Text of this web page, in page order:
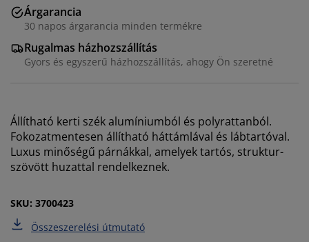
Árgarancia
30 napos árgarancia minden termékre
Rugalmas házhozszállítás
Gyors és egyszerű házhozszállítás, ahogy Ön szeretné
Állítható kerti szék alumíniumból és polyrattanból.
Fokozatmentesen állítható háttámlával és lábtartóval.
Luxus minőségű párnákkal, amelyek tartós, struktur-
szövött huzattal rendelkeznek.
SKU: 3700423
Összeszerelési útmutató
A JYSK-nél sütiket és mobilazonosítókat használunk a
weboldalunkon tett látogatások kellemes élményének
biztosítása érdekében. A sütik információkat gyűjtenek
Önről a funkcionalitás biztosítása, a statisztikák és a
adatait marketingpartnerekkel (pl. Google, Meta és